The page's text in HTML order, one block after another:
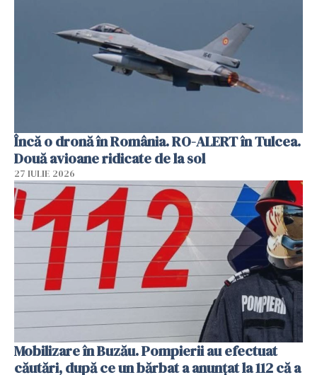
Încă o dronă în România. RO-ALERT în Tulcea.
Două avioane ridicate de la sol
27 IULIE 2026
Mobilizare în Buzău. Pompierii au efectuat
căutări, după ce un bărbat a anunțat la 112 că a